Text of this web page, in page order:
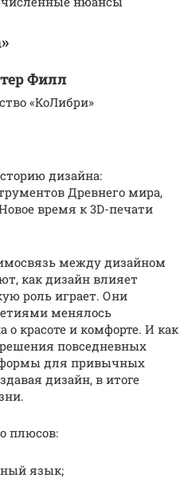
Филл
«КоЛибри»
дизайна:
Древнего мира,
время к 3D-печати
между дизайном
как дизайн влияет
роль играет. Они
менялось
о красоте и комфорте. И как
повседневных
для привычных
дизайн, в итоге
плюсов:
язык;